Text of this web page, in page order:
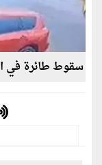
سقوط طائرة في